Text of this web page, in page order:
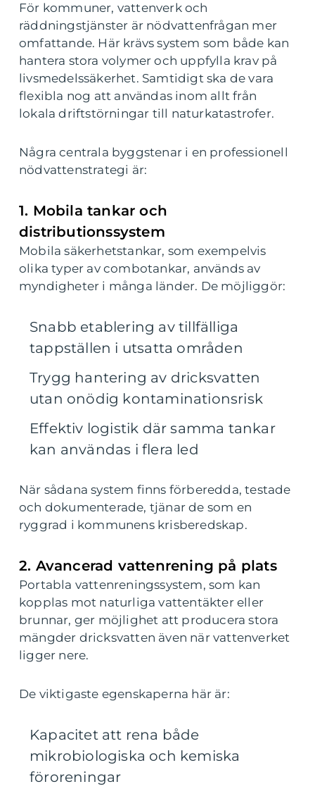
För kommuner, vattenverk och
räddningstjänster är nödvattenfrågan mer
omfattande. Här krävs system som både kan
hantera stora volymer och uppfylla krav på
livsmedelssäkerhet. Samtidigt ska de vara
flexibla nog att användas inom allt från
lokala driftstörningar till naturkatastrofer.
Några centrala byggstenar i en professionell
nödvattenstrategi är:
1. Mobila tankar och
distributionssystem
Mobila säkerhetstankar, som exempelvis
olika typer av combotankar, används av
myndigheter i många länder. De möjliggör:
Snabb etablering av tillfälliga
tappställen i utsatta områden
Trygg hantering av dricksvatten
utan onödig kontaminationsrisk
Effektiv logistik där samma tankar
kan användas i flera led
När sådana system finns förberedda, testade
och dokumenterade, tjänar de som en
ryggrad i kommunens krisberedskap.
2. Avancerad vattenrening på plats
Portabla vattenreningssystem, som kan
kopplas mot naturliga vattentäkter eller
brunnar, ger möjlighet att producera stora
mängder dricksvatten även när vattenverket
ligger nere.
De viktigaste egenskaperna här är:
Kapacitet att rena både
mikrobiologiska och kemiska
föroreningar